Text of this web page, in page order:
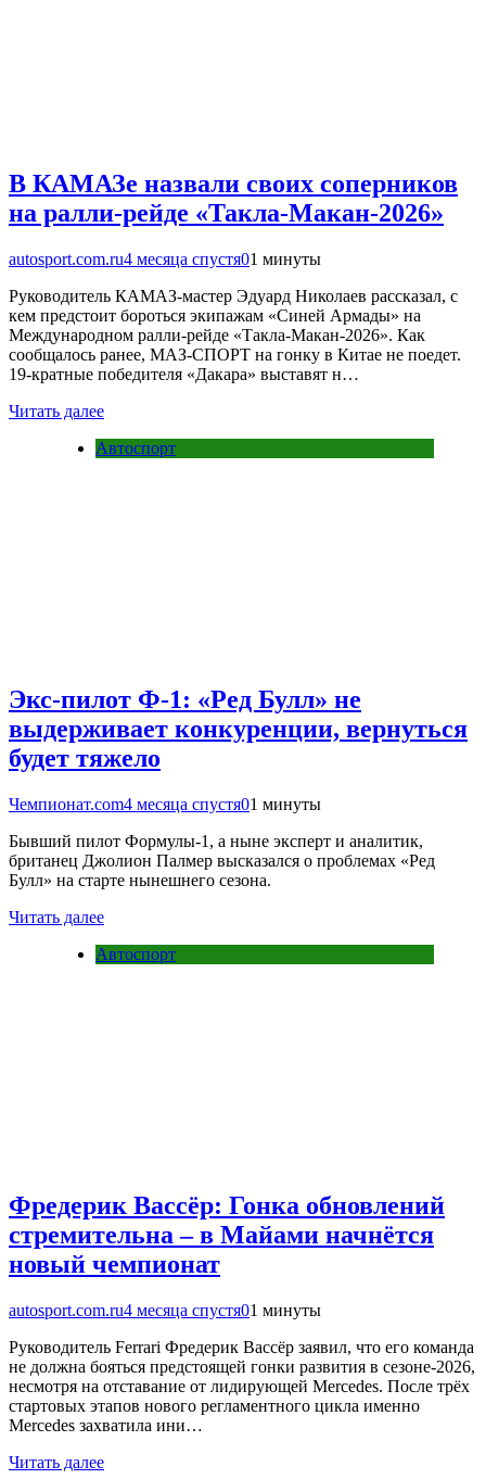
В КАМАЗе назвали своих соперников
на ралли-рейде «Такла-Макан-2026»
autosport.com.ru4 месяца спустя01 минуты
Руководитель КАМАЗ-мастер Эдуард Николаев рассказал, с
кем предстоит бороться экипажам «Синей Армады» на
Международном ралли-рейде «Такла-Макан-2026». Как
сообщалось ранее, МАЗ-СПОРТ на гонку в Китае не поедет.
19-кратные победителя «Дакара» выставят н…
Читать далее
Автоспорт
Экс-пилот Ф-1: «Ред Булл» не
выдерживает конкуренции, вернуться
будет тяжело
Чемпионат.com4 месяца спустя01 минуты
Бывший пилот Формулы-1, а ныне эксперт и аналитик,
британец Джолион Палмер высказался о проблемах «Ред
Булл» на старте нынешнего сезона.
Читать далее
Автоспорт
Фредерик Вассёр: Гонка обновлений
стремительна – в Майами начнётся
новый чемпионат
autosport.com.ru4 месяца спустя01 минуты
Руководитель Ferrari Фредерик Вассёр заявил, что его команда
не должна бояться предстоящей гонки развития в сезоне-2026,
несмотря на отставание от лидирующей Mercedes. После трёх
стартовых этапов нового регламентного цикла именно
Mercedes захватила ини…
Читать далее